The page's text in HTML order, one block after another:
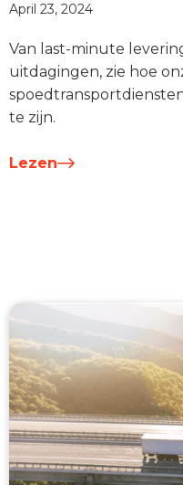
April 23, 2024
Van last-minute
uitdagingen, zie hoe
te zijn.
Lezen